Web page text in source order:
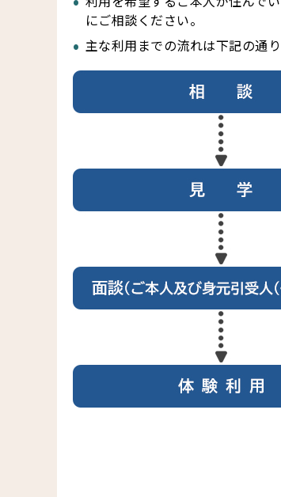
にご相談ください。
主な利用までの流れは下記の通り